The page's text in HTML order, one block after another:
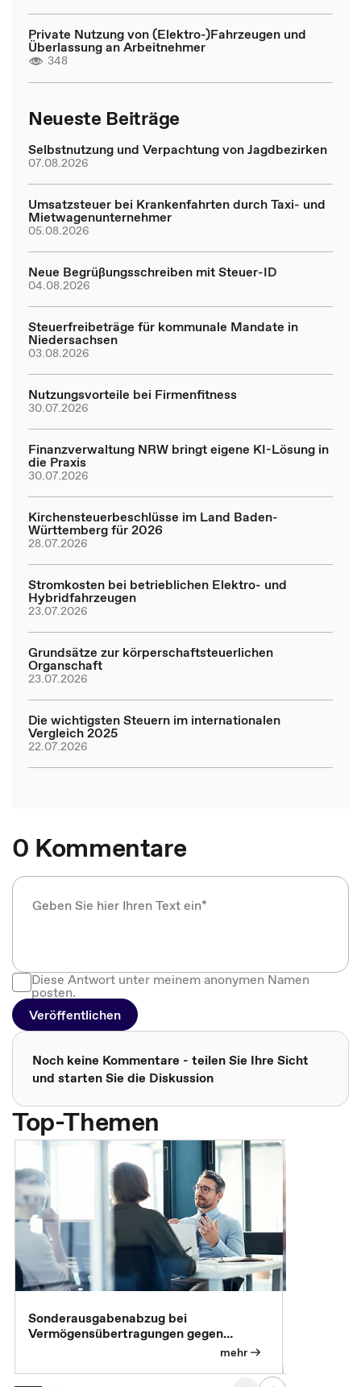
Private Nutzung von (Elektro-)Fahrzeugen und
Überlassung an Arbeitnehmer
348
Neueste Beiträge
Selbstnutzung und Verpachtung von Jagdbezirken
07.08.2026
Umsatzsteuer bei Krankenfahrten durch Taxi- und
Mietwagenunternehmer
05.08.2026
Neue Begrüßungsschreiben mit Steuer-ID
04.08.2026
Steuerfreibeträge für kommunale Mandate in
Niedersachsen
03.08.2026
Nutzungsvorteile bei Firmenfitness
30.07.2026
Finanzverwaltung NRW bringt eigene KI-Lösung in
die Praxis
30.07.2026
Kirchensteuerbeschlüsse im Land Baden-
Württemberg für 2026
28.07.2026
Stromkosten bei betrieblichen Elektro- und
Hybridfahrzeugen
23.07.2026
Grundsätze zur körperschaftsteuerlichen
Organschaft
23.07.2026
Die wichtigsten Steuern im internationalen
Vergleich 2025
22.07.2026
0 Kommentare
Diese Antwort unter meinem anonymen Namen
posten.
Veröffentlichen
Noch keine Kommentare - teilen Sie Ihre Sicht
und starten Sie die Diskussion
Top-Themen
Sonderausgabenabzug bei
Vermögensübertragungen gegen
mehr